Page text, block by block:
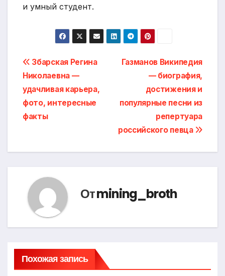
и умный студент.
Навигация
по
записям
Газманов Википедия
— биография,
достижения и
популярные песни из
репертуара
российского певца
Збарская Регина
Николаевна —
удачливая карьера,
фото, интересные
факты
Отmining_broth
Похожая запись